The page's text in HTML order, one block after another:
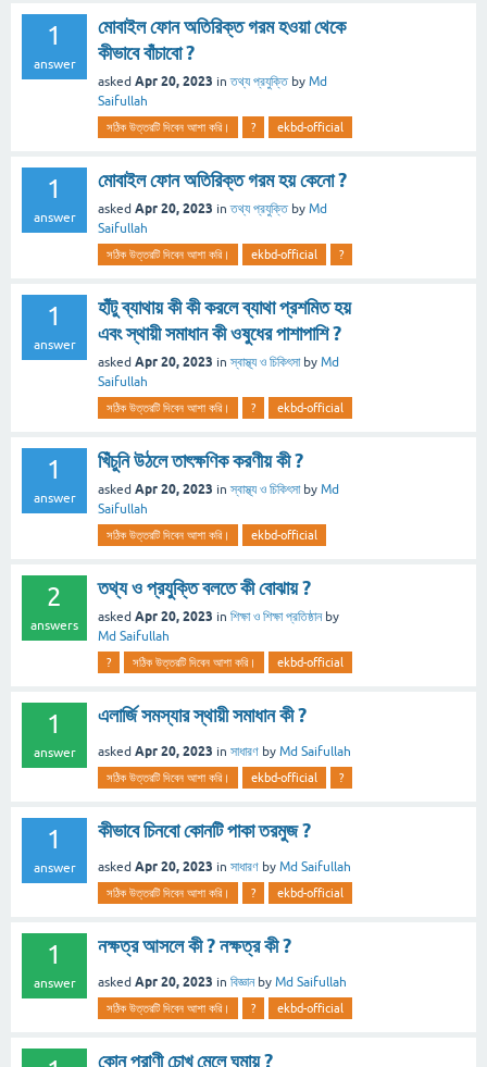
1
answer
মোবাইল ফোন অতিরিক্ত গরম হওয়া থেকে
কীভাবে বাঁচাবো ?
asked Apr 20, 2023 inতথ্য প্রযুক্তি by Md
Saifullah
সঠিক উত্তরটি দিবেন আশা করি। ? ekbd-official
1
answer
মোবাইল ফোন অতিরিক্ত গরম হয় কেনো ?
asked Apr 20, 2023 inতথ্য প্রযুক্তি by Md
Saifullah
সঠিক উত্তরটি দিবেন আশা করি। ekbd-official ?
1
answer
হাঁটু ব্যাথায় কী কী করলে ব্যাথা প্রশমিত হয়
এবং স্থায়ী সমাধান কী ওষুধের পাশাপাশি ?
asked Apr 20, 2023 inস্বাস্থ্য ও চিকিৎসা by Md
Saifullah
সঠিক উত্তরটি দিবেন আশা করি। ? ekbd-official
1
answer
খিঁচুনি উঠলে তাৎক্ষণিক করণীয় কী ?
asked Apr 20, 2023 inস্বাস্থ্য ও চিকিৎসা by Md
Saifullah
সঠিক উত্তরটি দিবেন আশা করি। ekbd-official
2
answers
তথ্য ও প্রযুক্তি বলতে কী বোঝায় ?
asked Apr 20, 2023 in শিক্ষা ও শিক্ষা প্রতিষ্ঠান by
Md Saifullah
? সঠিক উত্তরটি দিবেন আশা করি। ekbd-official
1
answer
এলার্জি সমস্যার স্থায়ী সমাধান কী ?
asked Apr 20, 2023 in সাধারণ by Md Saifullah
সঠিক উত্তরটি দিবেন আশা করি। ekbd-official ?
1
answer
কীভাবে চিনবো কোনটি পাকা তরমুজ ?
asked Apr 20, 2023 in সাধারণ by Md Saifullah
সঠিক উত্তরটি দিবেন আশা করি। ? ekbd-official
1
answer
নক্ষত্র‌ আসলে কী ? নক্ষত্র কী ?
asked Apr 20, 2023 in বিজ্ঞান by Md Saifullah
সঠিক উত্তরটি দিবেন আশা করি। ? ekbd-official
কোন প্রাণী চোখ মেলে ঘুমায় ?